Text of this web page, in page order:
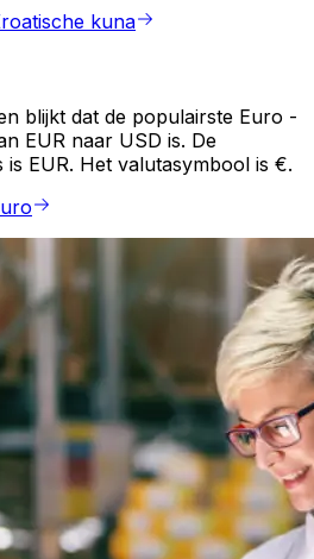
kuna
blijkt dat de populairste Euro -
EUR naar USD is. De
EUR. Het valutasymbool is €.